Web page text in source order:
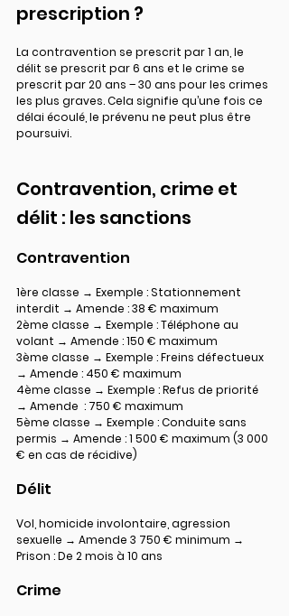
prescription ?
La contravention se prescrit par 1 an, le
délit se prescrit par 6 ans et le crime se
prescrit par 20 ans – 30 ans pour les crimes
les plus graves. Cela signifie qu’une fois ce
délai écoulé, le prévenu ne peut plus être
poursuivi.
Contravention, crime et
délit : les sanctions
Contravention
1ère classe → Exemple : Stationnement
interdit → Amende : 38 € maximum
2ème classe → Exemple : Téléphone au
volant → Amende : 150 € maximum
3ème classe → Exemple : Freins défectueux
→ Amende : 450 € maximum
4ème classe → Exemple : Refus de priorité
→ Amende  : 750 € maximum
5ème classe → Exemple : Conduite sans
permis → Amende : 1 500 € maximum (3 000
€ en cas de récidive)
Délit
Vol, homicide involontaire, agression
sexuelle → Amende 3 750 € minimum →
Prison : De 2 mois à 10 ans
Crime